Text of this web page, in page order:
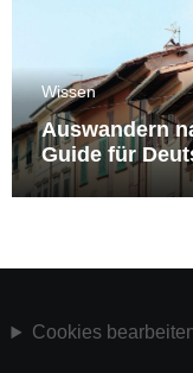
Wissen
Auswandern
Guide für
Cookies